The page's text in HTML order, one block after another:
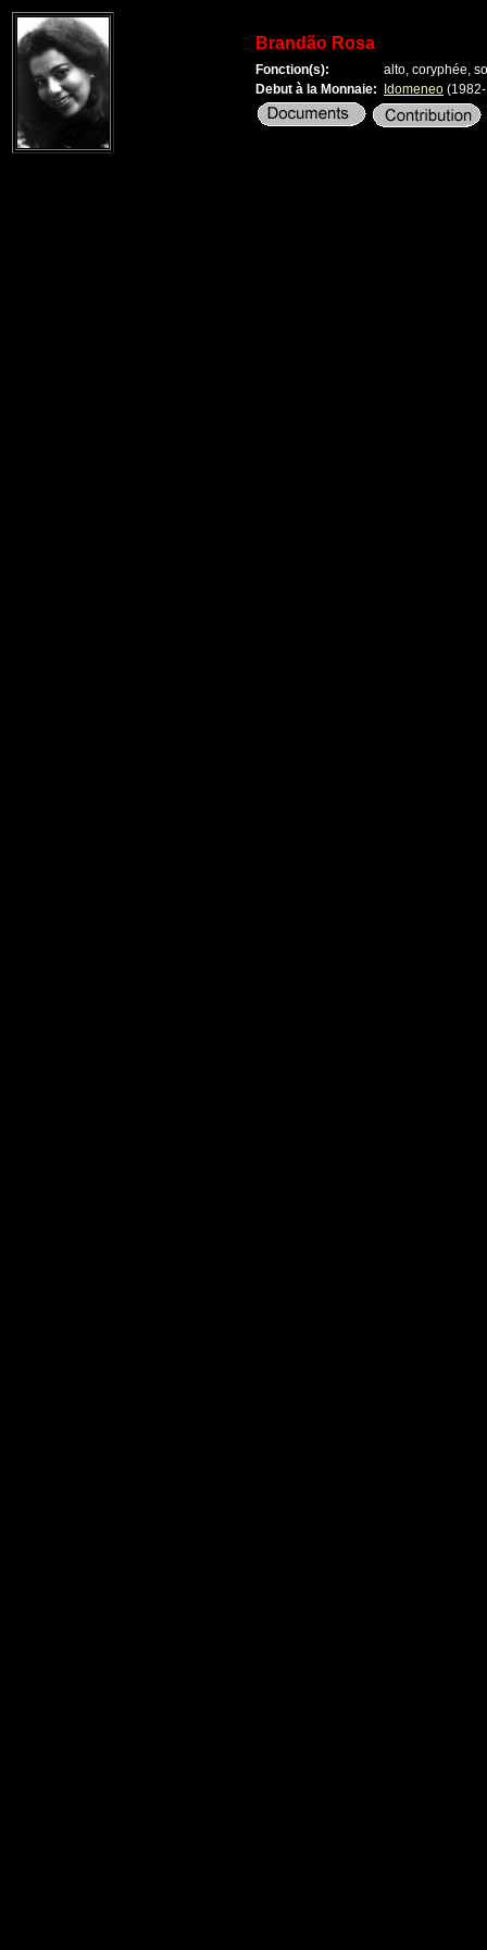
Brandão Rosa
Fonction(s):
alto, coryphée,
Debut à la Monnaie:
Idomeneo